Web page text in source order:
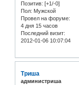
Позитив: [+1/-0]
Пол: Мужской
Провел на форуме:
4 дня 15 часов
Последний визит:
2012-01-06 10:07:04
Триша
администриша